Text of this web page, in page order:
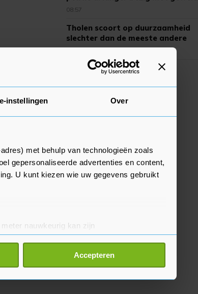
instellingen Over
met behulp van technologieën zoals
gepersonaliseerde advertenties en content,
U kunt kiezen wie uw gegevens gebruikt
nauwkeurig kan zijn
(fingerprinting)
in het
detailgedeelte
Accepteren
08:57
Tholen scoort op duurzaamheid
slechter dan de meeste andere
gemeenten